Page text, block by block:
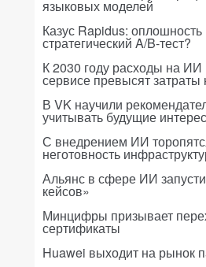
языковых моделей
Казус Rapidus:
стратегический A/B-тест?
К 2030 году расходы на ИИ
сервисе превысят затраты
В VK научили
учитывать будущие
С внедрением ИИ
неготовность
Альянс в сфере ИИ
кейсов»
Минцифры призывает
сертификаты
Huawei выходит на рынок